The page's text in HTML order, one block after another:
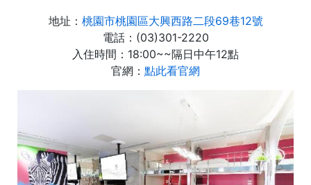
地址： 桃園市桃園區大興西路二段69巷12號
電話：(03)301-2220
入住時間：18:00~~隔日中午12點
官網： 點此看官網